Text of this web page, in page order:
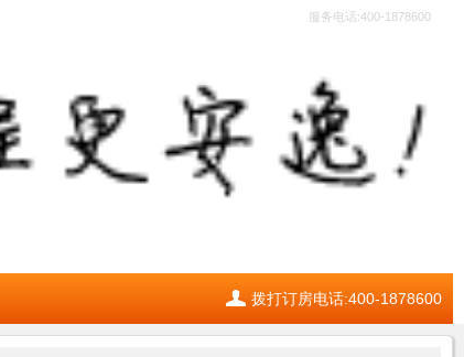
服务电话:400-1878600
拨打订房电话:400-1878600